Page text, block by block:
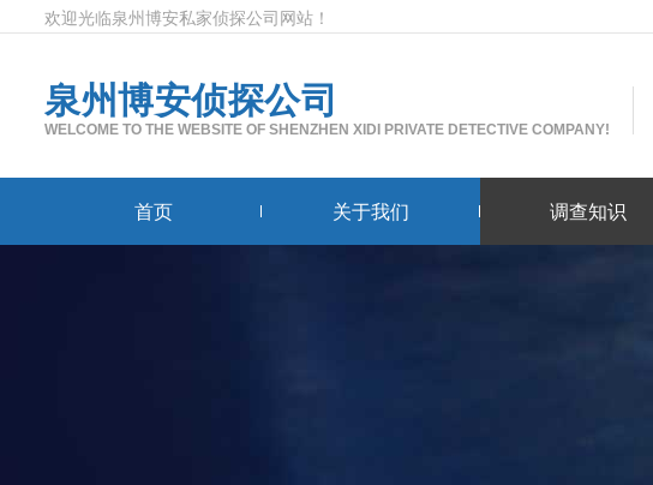
欢迎光临泉州博安私家侦探公司网站！
泉州博安侦探公司
WELCOME TO THE WEBSITE OF SHENZHEN XIDI PRIVATE DETECTIVE COMPANY!
首页 关于我们 调查知识